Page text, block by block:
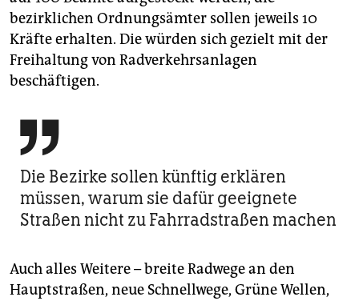
bezirklichen Ordnungsämter sollen jeweils 10
Kräfte erhalten. Die würden sich gezielt mit der
Freihaltung von Radverkehrsanlagen
beschäftigen.

Die Bezirke sollen künftig erklären
müssen, warum sie dafür geeignete
Straßen nicht zu Fahrradstraßen machen
Auch alles Weitere – breite Radwege an den
Hauptstraßen, neue Schnellwege, Grüne Wellen,